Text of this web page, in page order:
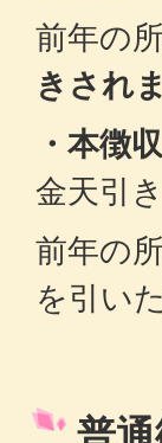
前年の
きされ
・本徴
金天引き
前年の
を引い